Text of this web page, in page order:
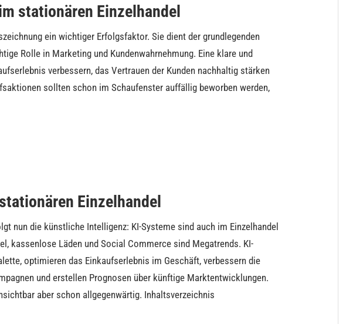
stationären Einzelhandel
ein wichtiger Erfolgsfaktor. Sie dient der grundlegenden
Rolle in Marketing und Kundenwahrnehmung. Eine klare und
verbessern, das Vertrauen der Kunden nachhaltig stärken
sollten schon im Schaufenster auffällig beworben werden,
Einzelhandel
nun die künstliche Intelligenz: KI-Systeme sind auch im Einzelhandel
kassenlose Läden und Social Commerce sind Megatrends. KI-
optimieren das Einkaufserlebnis im Geschäft, verbessern die
und erstellen Prognosen über künftige Marktentwicklungen.
aber schon allgegenwärtig. Inhaltsverzeichnis